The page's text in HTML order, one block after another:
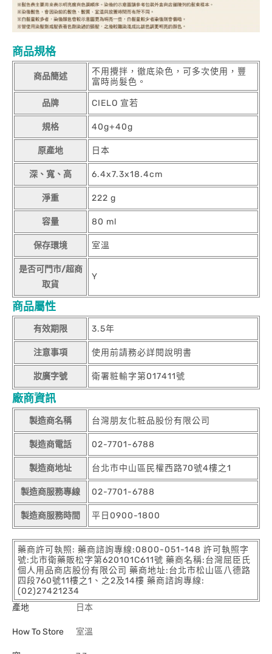
商品規格
商品簡述
不用攪拌，徹底染色，可多次使用，豐
富時尚髮色。
品牌 CIELO 宣若
規格 40g+40g
原產地 日本
深、寬、高 6.4x7.3x18.4cm
淨重 222 g
容量 80 ml
保存環境 室溫
是否可門市/超商
取貨
Y
商品屬性
有效期限 3.5年
注意事項 使用前請務必詳閱說明書
妝廣字號 衛署粧輸字第017411號
廠商資訊
製造商名稱 台灣朋友化粧品股份有限公司
製造商電話 02-7701-6788
製造商地址 台北市中山區民權西路70號4樓之1
製造商服務專線 02-7701-6788
製造商服務時間 平日0900-1800
藥商許可執照: 藥商諮詢專線:0800-051-148 許可執照字
號:北市衛藥販松字第620101C611號 藥商名稱:台灣屈臣氏
個人用品商店股份有限公司 藥商地址:台北市松山區八德路
四段760號11樓之1、之2及14樓 藥商諮詢專線:
(02)27421234
產地
日本
How To Store 室溫